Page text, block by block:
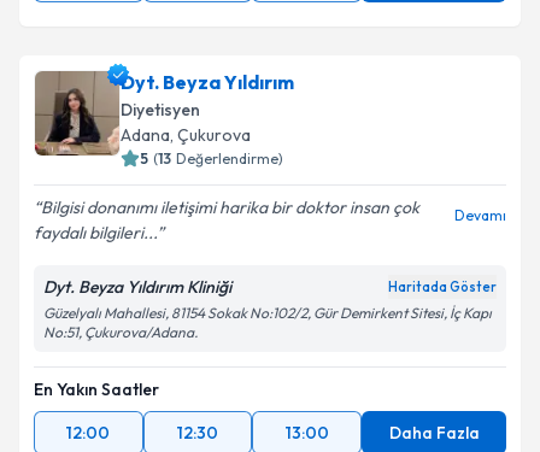
Dyt. Beyza Yıldırım
Diyetisyen
Adana, Çukurova
5 (13 Değerlendirme)
Bilgisi donanımı iletişimi harika bir doktor insan çok
faydalı bilgileri...
Devamı
Dyt. Beyza Yıldırım Kliniği Haritada Göster
Güzelyalı Mahallesi, 81154 Sokak No:102/2, Gür Demirkent Sitesi, İç Kapı
No:51, Çukurova/Adana.
En Yakın Saatler
12:00
12:30 13:00 Daha Fazla